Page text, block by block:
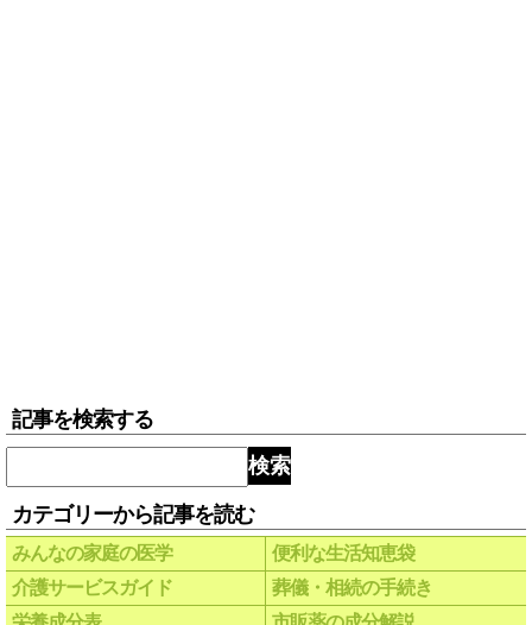
記事を検索する
検索
カテゴリーから記事を読む
みんなの家庭の医学
便利な生活知恵袋
介護サービスガイド
葬儀・相続の手続き